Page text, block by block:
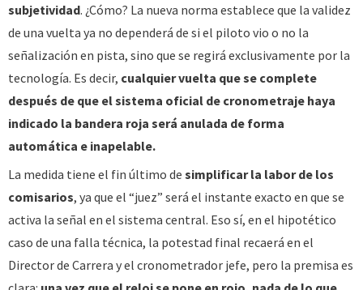
subjetividad. ¿Cómo? La nueva norma establece que la validez
de una vuelta ya no dependerá de si el piloto vio o no la
señalización en pista, sino que se regirá exclusivamente por la
tecnología. Es decir, cualquier vuelta que se complete
después de que el sistema oficial de cronometraje haya
indicado la bandera roja será anulada de forma
automática e inapelable.
La medida tiene el fin último de simplificar la labor de los
comisarios, ya que el “juez” será el instante exacto en que se
activa la señal en el sistema central. Eso sí, en el hipotético
caso de una falla técnica, la potestad final recaerá en el
Director de Carrera y el cronometrador jefe, pero la premisa es